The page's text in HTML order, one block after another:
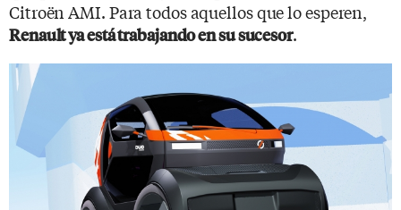
Citroën AMI. Para todos aquellos que lo esperen,
Renault ya está trabajando en su sucesor.